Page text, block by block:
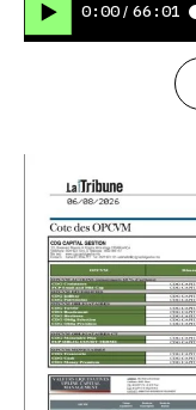
0:00 / 66:01